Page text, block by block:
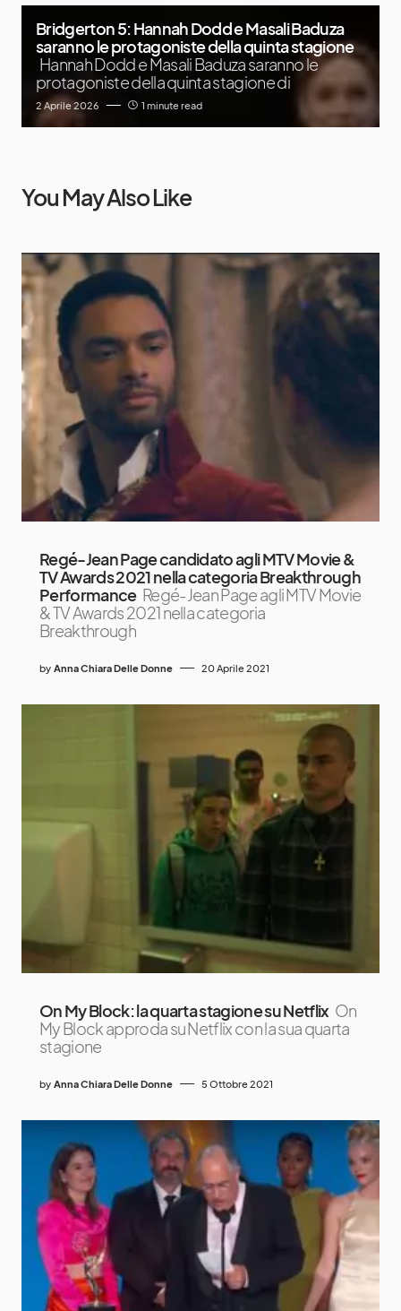
Bridgerton 5: Hannah Dodd e Masali Baduza
saranno le protagoniste della quinta stagione
Hannah Dodd e Masali Baduza saranno le
protagoniste della quinta stagione di
2 Aprile 2026 1 minute read
You May Also Like
Regé-Jean Page candidato agli MTV Movie &
TV Awards 2021 nella categoria Breakthrough
Performance Regé-Jean Page agli MTV Movie
& TV Awards 2021 nella categoria
Breakthrough
by Anna Chiara Delle Donne 20 Aprile 2021
On My Block: la quarta stagione su Netflix On
My Block approda su Netflix con la sua quarta
stagione
by Anna Chiara Delle Donne 5 Ottobre 2021